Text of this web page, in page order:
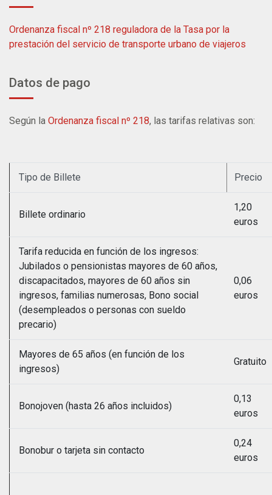
Ordenanza fiscal nº 218 reguladora de la Tasa por la
prestación del servicio de transporte urbano de viajeros
Datos de pago
Según la Ordenanza fiscal nº 218, las tarifas relativas son:
Tipo de Billete Precio
Billete ordinario
1,20
euros
Tarifa reducida en función de los ingresos:
Jubilados o pensionistas mayores de 60 años,
discapacitados, mayores de 60 años sin
ingresos, familias numerosas, Bono social
(desempleados o personas con sueldo
precario)
0,06
euros
Mayores de 65 años (en función de los
ingresos)
Gratuito
Bonojoven (hasta 26 años incluidos)
0,13
euros
Bonobur o tarjeta sin contacto
0,24
euros